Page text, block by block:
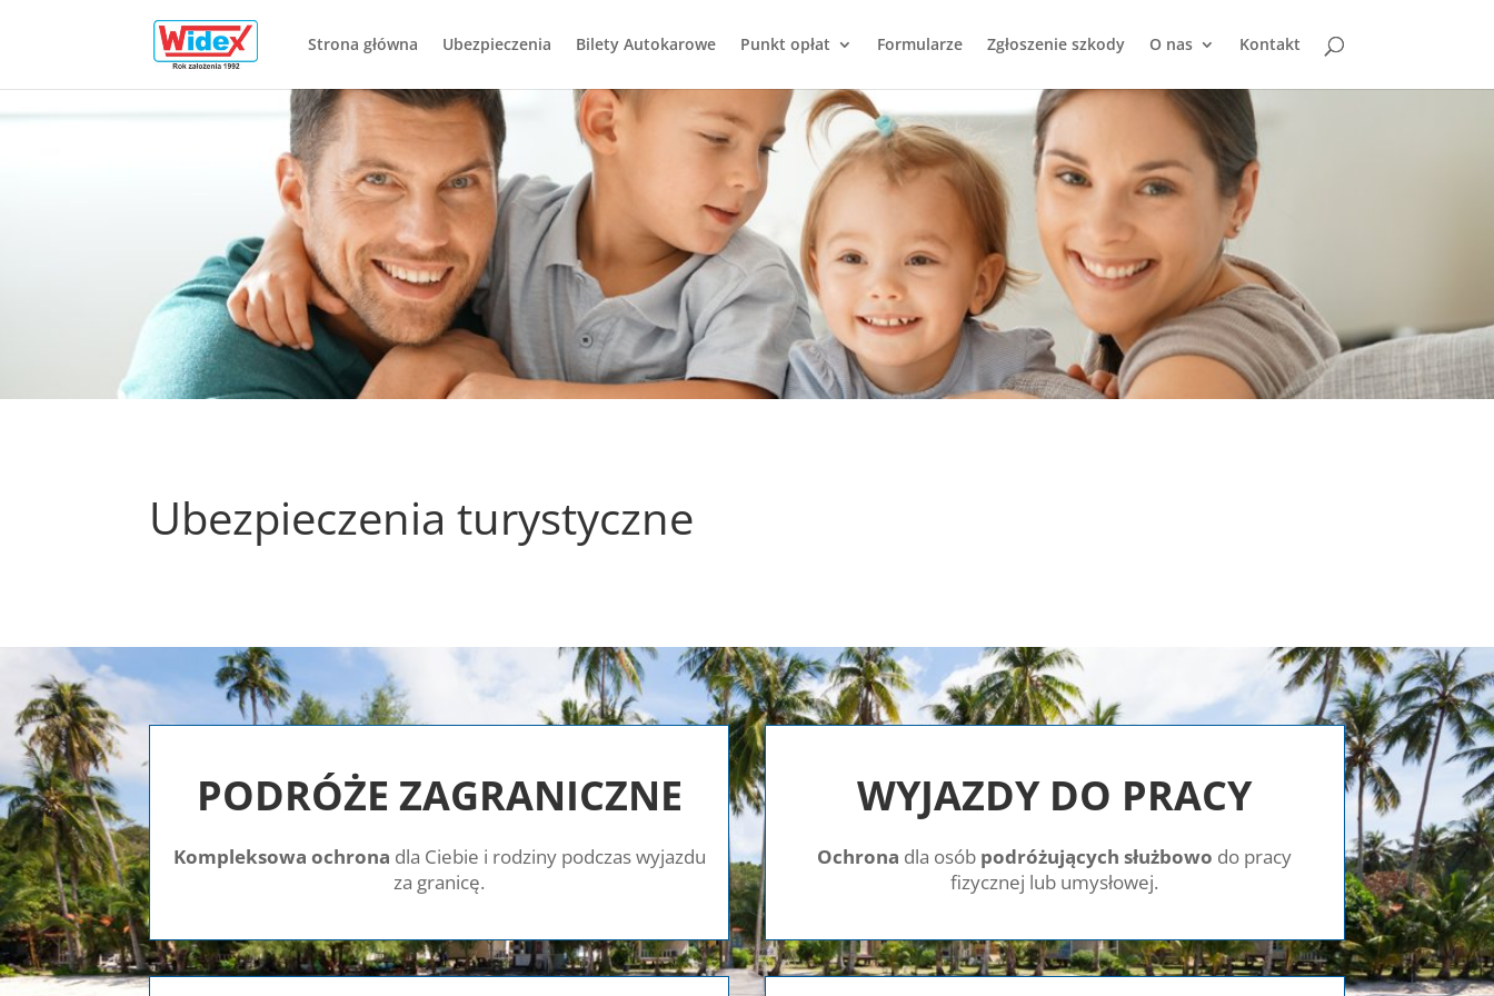
Strona główna Ubezpieczenia Bilety Autokarowe Punkt opłat Formularze Zgłoszenie szkody O nas Kontakt
Ubezpieczenia turystyczne
PODRÓŻE ZAGRANICZNE
Kompleksowa ochrona dla Ciebie i rodziny podczas wyjazdu
za granicę.
WYJAZDY DO PRACY
Ochrona dla osób podróżujących służbowo do pracy
fizycznej lub umysłowej.